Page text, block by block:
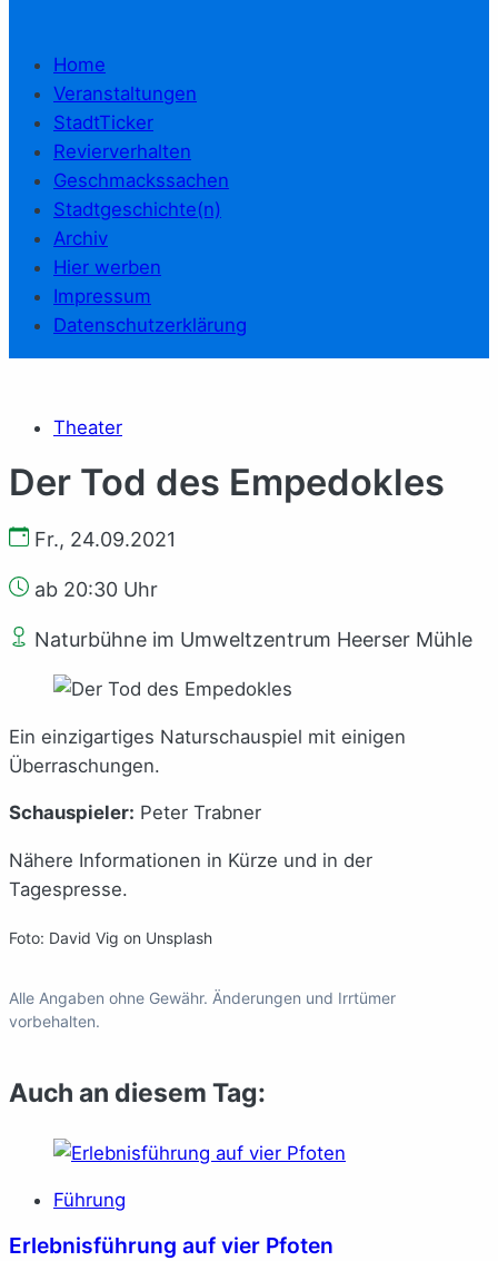
Home
Veranstaltungen
StadtTicker
Revierverhalten
Geschmackssachen
Stadtgeschichte(n)
Archiv
Hier werben
Impressum
Datenschutzerklärung
Theater
Der Tod des Empedokles
Fr., 24.09.2021
ab 20:30 Uhr
Naturbühne im Umweltzentrum Heerser Mühle
Ein einzigartiges Naturschauspiel mit einigen
Überraschungen.
Schauspieler: Peter Trabner
Nähere Informationen in Kürze und in der
Tagespresse.
Foto: David Vig on Unsplash
Alle Angaben ohne Gewähr. Änderungen und Irrtümer
vorbehalten.
Auch an diesem Tag:
Führung
Erlebnisführung auf vier Pfoten